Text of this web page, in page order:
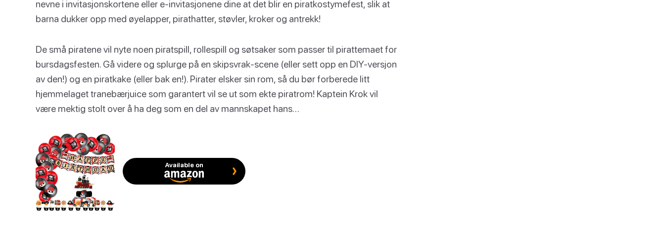
nevne i invitasjonskortene eller e-invitasjonene dine at det blir en piratkostymefest, slik at
barna dukker opp med øyelapper, pirathatter, støvler, kroker og antrekk!
De små piratene vil nyte noen piratspill, rollespill og søtsaker som passer til pirattemaet for
bursdagsfesten. Gå videre og splurge på en skipsvrak-scene (eller sett opp en DIY-versjon
av den!) og en piratkake (eller bak en!). Pirater elsker sin rom, så du bør forberede litt
hjemmelaget tranebærjuice som garantert vil se ut som ekte piratrom! Kaptein Krok vil
være mektig stolt over å ha deg som en del av mannskapet hans…
Available on